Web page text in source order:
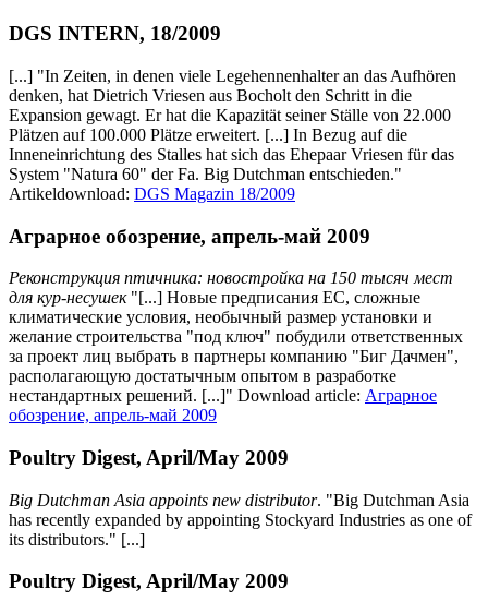
DGS INTERN, 18/2009
[...] "In Zeiten, in denen viele Legehennenhalter an das Aufhören
denken, hat Dietrich Vriesen aus Bocholt den Schritt in die
Expansion gewagt. Er hat die Kapazität seiner Ställe von 22.000
Plätzen auf 100.000 Plätze erweitert. [...] In Bezug auf die
Inneneinrichtung des Stalles hat sich das Ehepaar Vriesen für das
System "Natura 60" der Fa. Big Dutchman entschieden."
Artikeldownload: DGS Magazin 18/2009
Аграрное обозрение, апрель-май 2009
Реконструкция птичника: новостройка на 150 тысяч мест
для кур-несушек"[...] Новые предписания ЕС, сложные
климатические условия, необычный размер установки и
желание строительства "под ключ" побудили ответственных
за проект лиц выбрать в партнеры компанию "Биг Дачмен",
располагающую достатычным опытом в разработке
нестандартных решений. [...]" Download article: Аграрное
обозрение, апрель-май 2009
Poultry Digest, April/May 2009
Big Dutchman Asia appoints new distributor. "Big Dutchman Asia
has recently expanded by appointing Stockyard Industries as one of
its distributors." [...]
Poultry Digest, April/May 2009